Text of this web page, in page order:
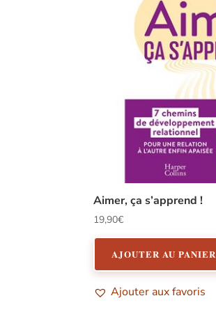
Aimer, ça s’apprend !
19,90€
AJOUTER AU PANIER
Ajouter aux favoris